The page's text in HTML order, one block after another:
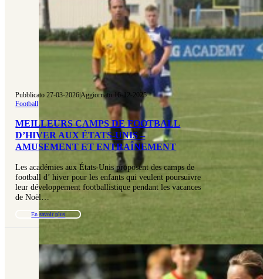
Pubblicato 27-03-2026|Aggiornato 16-12-2025
Football
MEILLEURS CAMPS DE FOOTBALL
D’HIVER AUX ÉTATS-UNIS –
AMUSEMENT ET ENTRAÎNEMENT
Les académies aux États-Unis proposent des camps de
football d’ hiver pour les enfants qui veulent poursuivre
leur développement footballistique pendant les vacances
de Noël…
En savoir plus